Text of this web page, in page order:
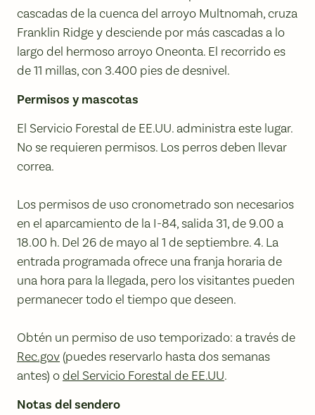
cascadas de la cuenca del arroyo Multnomah, cruza
Franklin Ridge y desciende por más cascadas a lo
largo del hermoso arroyo Oneonta. El recorrido es
de 11 millas, con 3.400 pies de desnivel.
Permisos y mascotas
El Servicio Forestal de EE.UU. administra este lugar.
No se requieren permisos. Los perros deben llevar
correa.
Los permisos de uso cronometrado son necesarios
en el aparcamiento de la I-84, salida 31, de 9.00 a
18.00 h. Del 26 de mayo al 1 de septiembre. 4. La
entrada programada ofrece una franja horaria de
una hora para la llegada, pero los visitantes pueden
permanecer todo el tiempo que deseen.
Obtén un permiso de uso temporizado: a través de
Rec.gov (puedes reservarlo hasta dos semanas
antes) odel Servicio Forestal de EE.UU.
Notas del sendero